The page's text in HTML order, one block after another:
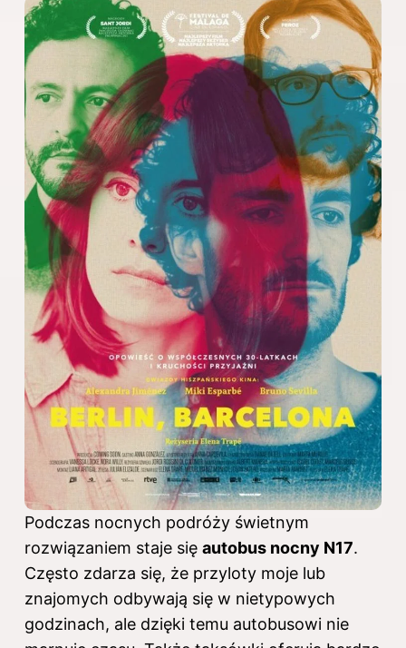
Podczas nocnych podróży świetnym
rozwiązaniem staje się autobus nocny N17.
Często zdarza się, że przyloty moje lub
znajomych odbywają się w nietypowych
godzinach, ale dzięki temu autobusowi nie